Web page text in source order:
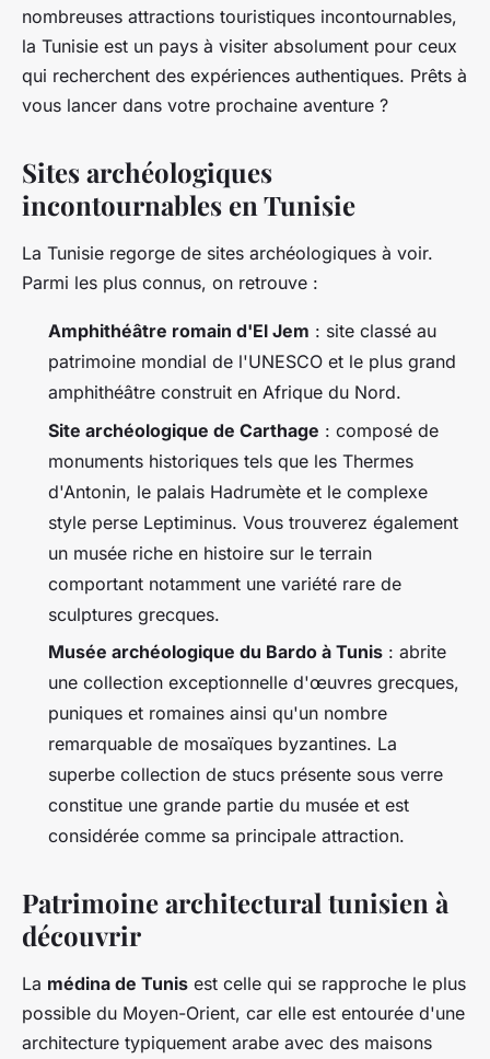
nombreuses attractions touristiques incontournables,
la Tunisie est un pays à visiter absolument pour ceux
qui recherchent des expériences authentiques. Prêts à
vous lancer dans votre prochaine aventure ?
Sites archéologiques
incontournables en Tunisie
La Tunisie regorge de sites archéologiques à voir.
Parmi les plus connus, on retrouve :
Amphithéâtre romain d'El Jem : site classé au
patrimoine mondial de l'UNESCO et le plus grand
amphithéâtre construit en Afrique du Nord.
Site archéologique de Carthage : composé de
monuments historiques tels que les Thermes
d'Antonin, le palais Hadrumète et le complexe
style perse Leptiminus. Vous trouverez également
un musée riche en histoire sur le terrain
comportant notamment une variété rare de
sculptures grecques.
Musée archéologique du Bardo à Tunis : abrite
une collection exceptionnelle d'œuvres grecques,
puniques et romaines ainsi qu'un nombre
remarquable de mosaïques byzantines. La
superbe collection de stucs présente sous verre
constitue une grande partie du musée et est
considérée comme sa principale attraction.
Patrimoine architectural tunisien à
découvrir
La médina de Tunis est celle qui se rapproche le plus
possible du Moyen-Orient, car elle est entourée d'une
architecture typiquement arabe avec des maisons